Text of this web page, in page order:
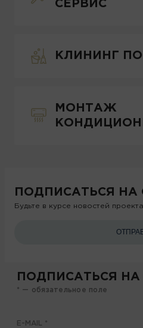
СЕРВИС
КЛИНИНГ
МОНТАЖ
ПОДПИСАТЬСЯ НА
Будьте в курсе новостей
ПОДПИСАТЬСЯ
* — обязательное поле
E-MAIL *